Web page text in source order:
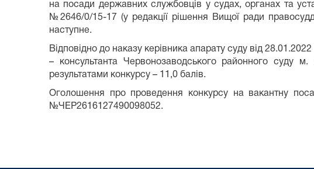
на посади державних службовців у судах, органах та
№2646/0/15-17 (у редакції рішення Вищої ради
наступне.
Відповідно до наказу керівника апарату суду від
– консультанта Червонозаводського районного суду
результатами конкурсу – 11,0 балів.
Оголошення про проведення конкурсу на вакантну
№ЧЕР2616127490098052.